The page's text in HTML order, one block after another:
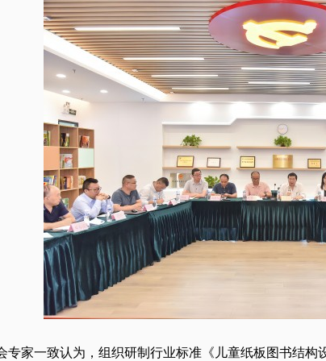
一致认为，组织研制行业标准《儿童纸板图书结构